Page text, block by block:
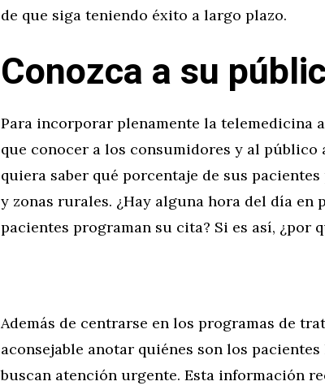
de que siga teniendo éxito a largo plazo.
Conozca a su
Para incorporar plenamente la telemedicina
que conocer a los consumidores y al
quiera saber qué porcentaje de sus
y zonas rurales. ¿Hay alguna hora del día en
pacientes programan su cita? Si es así, ¿por
Además de centrarse en los programas de
aconsejable anotar quiénes son los
buscan atención urgente. Esta información